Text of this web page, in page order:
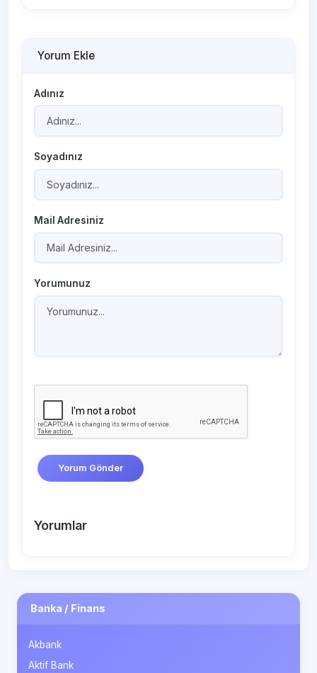
Yorum Ekle
Adınız
Soyadınız
Mail Adresiniz
Yorumunuz
Yorum Gönder
Yorumlar
Banka / Finans
Akbank
Aktif Bank